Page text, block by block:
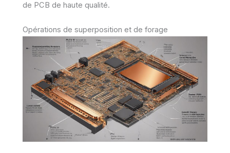
de PCB de haute qualité.
Opérations de superposition et de forage